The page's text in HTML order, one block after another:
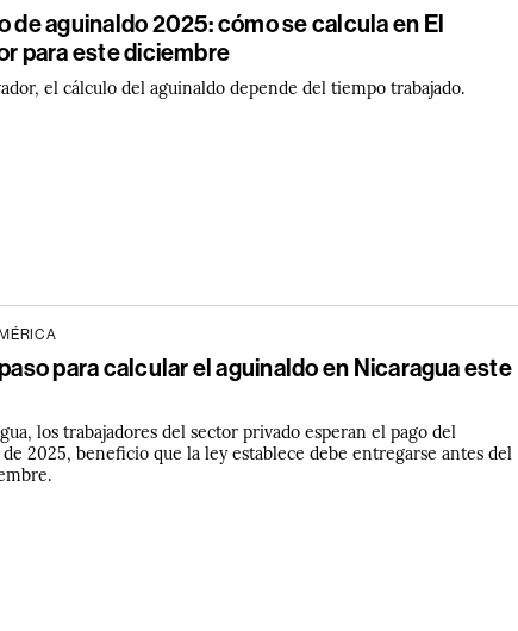
de aguinaldo 2025: cómo se calcula en El
para este diciembre
el cálculo del aguinaldo depende del tiempo trabajado.
para calcular el aguinaldo en Nicaragua este
los trabajadores del sector privado esperan el pago del
2025, beneficio que la ley establece debe entregarse antes del